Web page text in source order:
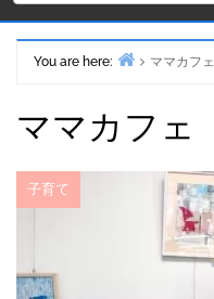
You are here:
ママカフェ
ママカフェ
子育て